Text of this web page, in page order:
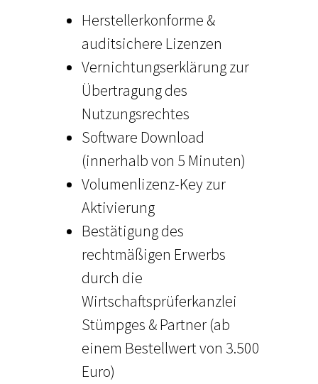
Herstellerkonforme &
auditsichere Lizenzen
Vernichtungserklärung zur
Übertragung des
Nutzungsrechtes
Software Download
(innerhalb von 5 Minuten)
Volumenlizenz-Key zur
Aktivierung
Bestätigung des
rechtmäßigen Erwerbs
durch die
Wirtschaftsprüferkanzlei
Stümpges & Partner (ab
einem Bestellwert von 3.500
Euro)